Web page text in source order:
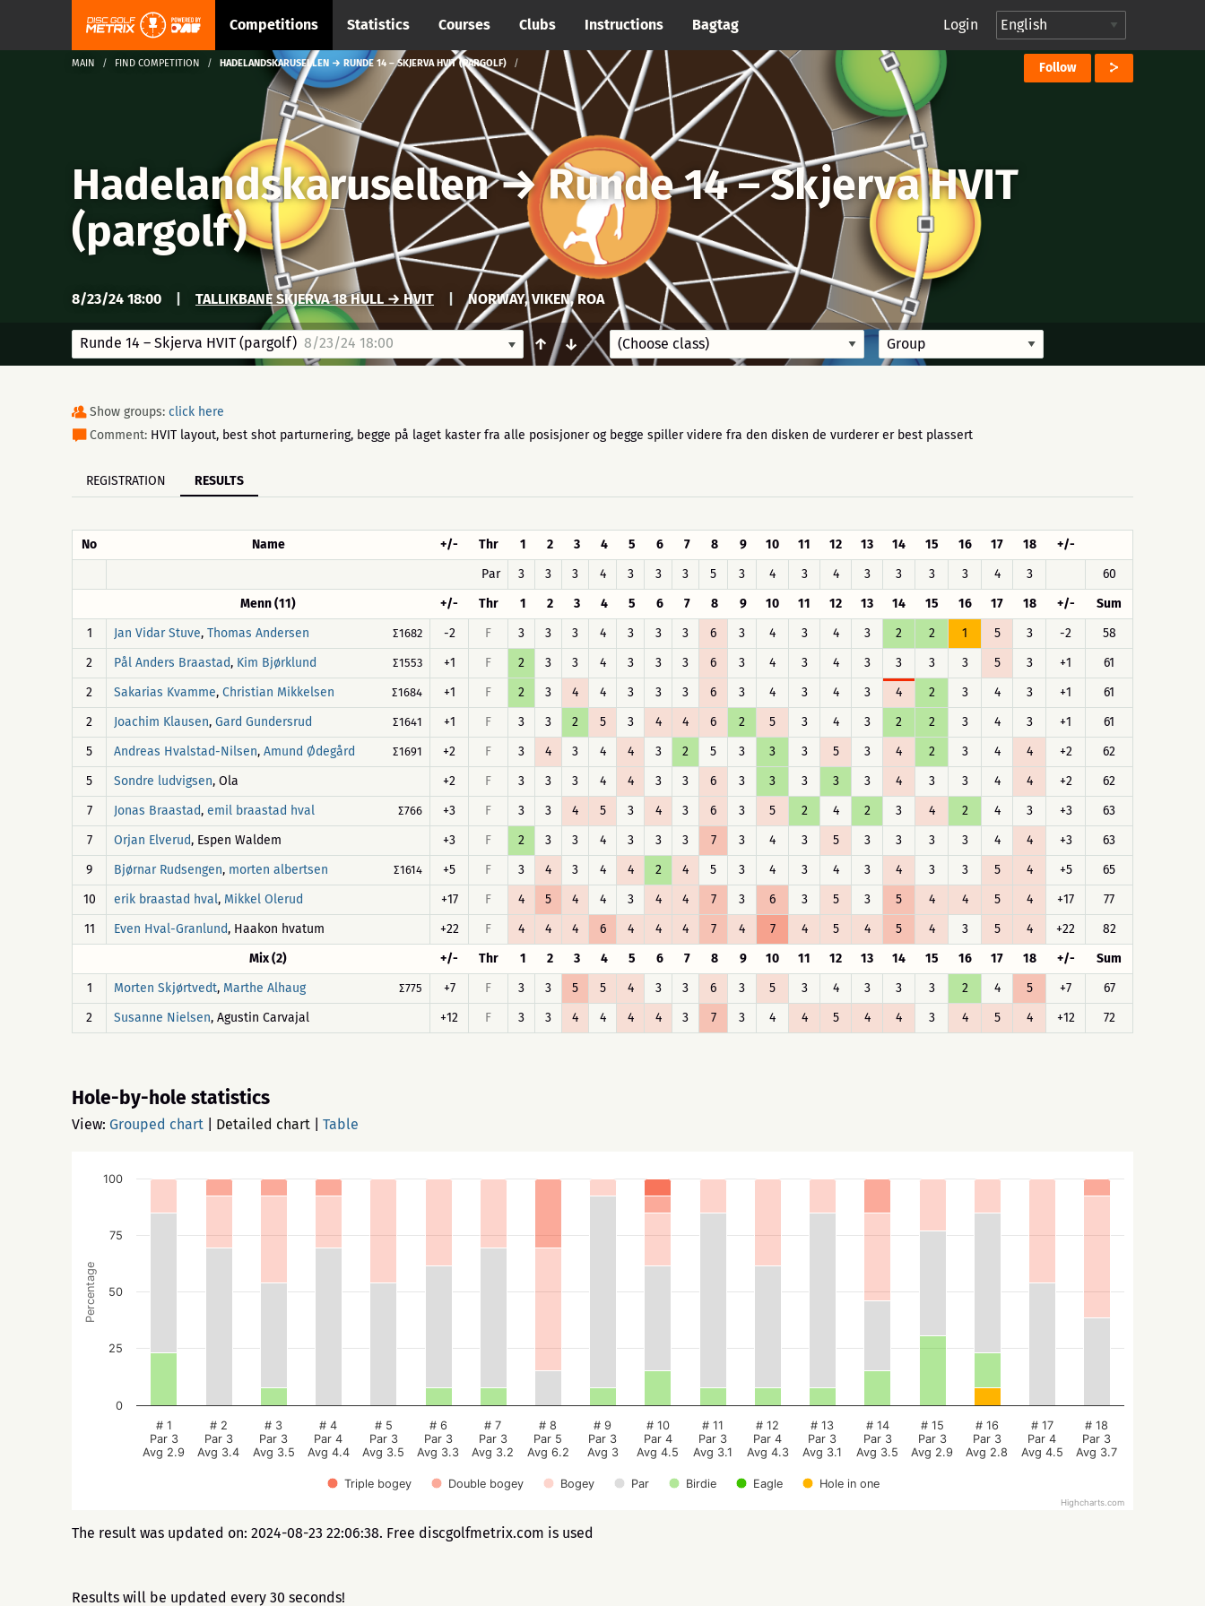
Competitions Statistics Courses Clubs Instructions Bagtag Login
MAIN FIND COMPETITION HADELANDSKARUSELLEN → RUNDE 14 – SKJERVA HVIT (PARGOLF) Follow
Hadelandskarusellen→Runde 14 – Skjerva HVIT
(pargolf)
8/23/24 18:00 TALLIKBANE SKJERVA 18 HULL → HVIT NORWAY, VIKEN, ROA
Runde 14 – Skjerva HVIT (pargolf) 8/23/24 18:00 ↑ ↓
Show groups: click here
Comment: HVIT layout, best shot parturnering, begge på laget kaster fra alle posisjoner og begge spiller videre fra den disken de vurderer er best plassert
REGISTRATION RESULTS
No Name +/- Thr 1 2 3 4 5 6 7 8 9 10 11 12 13 14 15 16 17 18
+/-
Par
3 3 3 4 3 3 3 5 3 4 3 4 3 3 3 3 4 3
60
Menn (11)
+/- Thr 1 2 3 4 5 6 7 8 9 10 11 12 13 14 15 16 17 18 +/-
Sum
1
Jan Vidar Stuve, Thomas Andersen ∑1682 -2 F 3 3 3 4 3 3 3 6 3 4 3 4 3 2 2 1 5 3 -2
58
2
Pål Anders Braastad, Kim Bjørklund ∑1553 +1 F 2 3 3 4 3 3 3 6 3 4 3 4 3 3 3 3 5 3 +1
61
2
Sakarias Kvamme, Christian Mikkelsen ∑1684 +1 F 2 3 4 4 3 3 3 6 3 4 3 4 3 4 2 3 4 3 +1
61
2
Joachim Klausen, Gard Gundersrud ∑1641 +1 F 3 3 2 5 3 4 4 6 2 5 3 4 3 2 2 3 4 3 +1
61
5
Andreas Hvalstad-Nilsen, Amund Ødegård ∑1691 +2 F 3 4 3 4 4 3 2 5 3 3 3 5 3 4 2 3 4 4 +2
62
5
Sondre ludvigsen, Ola +2 F 3 3 3 4 4 3 3 6 3 3 3 3 3 4 3 3 4 4 +2
62
7
Jonas Braastad, emil braastad hval ∑766 +3 F 3 3 4 5 3 4 3 6 3 5 2 4 2 3 4 2 4 3 +3
63
7
Orjan Elverud, Espen Waldem +3 F 2 3 3 4 3 3 3 7 3 4 3 5 3 3 3 3 4 4 +3
63
9
Bjørnar Rudsengen, morten albertsen ∑1614 +5 F 3 4 3 4 4 2 4 5 3 4 3 4 3 4 3 3 5 4 +5
65
10
erik braastad hval, Mikkel Olerud +17 F 4 5 4 4 3 4 4 7 3 6 3 5 3 5 4 4 5 4 +17
77
11
Even Hval-Granlund, Haakon hvatum +22 F 4 4 4 6 4 4 4 7 4 7 4 5 4 5 4 3 5 4 +22
82
Mix (2)
+/- Thr 1 2 3 4 5 6 7 8 9 10 11 12 13 14 15 16 17 18 +/-
Sum
1
Morten Skjørtvedt, Marthe Alhaug ∑775 +7 F 3 3 5 5 4 3 3 6 3 5 3 4 3 3 3 2 4 5 +7
67
2
Susanne Nielsen, Agustin Carvajal +12 F 3 3 4 4 4 4 3 7 3 4 4 5 4 4 3 4 5 4 +12 72
Hole-by-hole statistics
View: Grouped chart Detailed chart Table
Percentage
Triple bogey Double bogey Bogey Par Birdie Eagle Hole in one
# 1
Par 3
Avg 2.9
# 2
Par 3
Avg 3.4
# 3
Par 3
Avg 3.5
# 4
Par 4
Avg 4.4
# 5
Par 3
Avg 3.5
# 6
Par 3
Avg 3.3
# 7
Par 3
Avg 3.2
# 8
Par 5
Avg 6.2
# 9
Par 3
Avg 3
# 10
Par 4
Avg 4.5
# 11
Par 3
Avg 3.1
# 12
Par 4
Avg 4.3
# 13
Par 3
Avg 3.1
# 14
Par 3
Avg 3.5
# 15
Par 3
Avg 2.9
# 16
Par 3
Avg 2.8
# 17
Par 4
Avg 4.5
# 18
Par 3
Avg 3.7
0
25
50
75
100
Highcharts.com
The result was updated on: 2024-08-23 22:06:38. Free discgolfmetrix.com is used
Results will be updated every 30 seconds!